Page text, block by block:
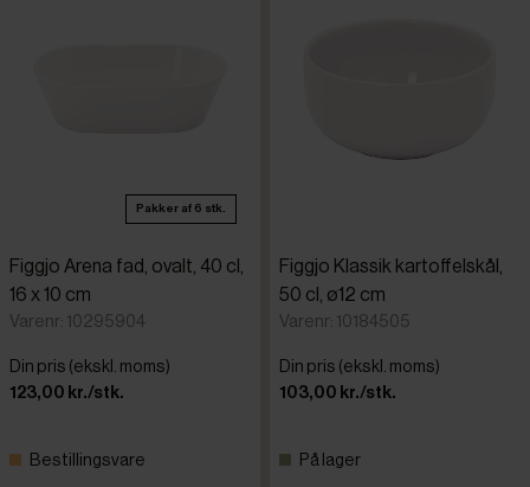
Pakker af 6 stk.
Figgjo Arena fad, ovalt, 40 cl,
16 x 10 cm
Varenr: 10295904
Din pris (ekskl. moms)
123,00 kr./stk.
Bestillingsvare
Figgjo Klassik kartoffelskål,
50 cl, ø12 cm
Varenr: 10184505
Din pris (ekskl. moms)
103,00 kr./stk.
På lager